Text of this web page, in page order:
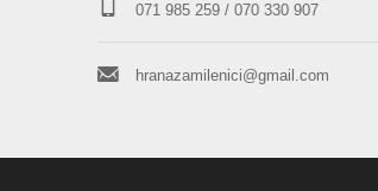
071 985 259/ 070 330 907
hranazamilenici@gmail.com